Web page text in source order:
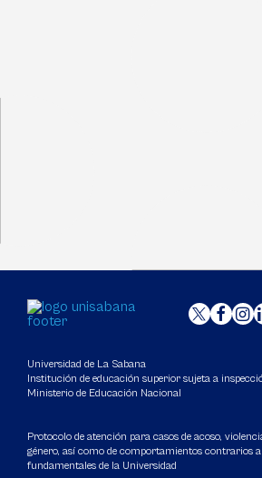
Universidad de La Sabana
Institución de educación superior sujeta a
Ministerio de Educación Nacional
Protocolo de atención para casos de acoso,
género, así como de comportamientos contrarios
fundamentales de la Universidad